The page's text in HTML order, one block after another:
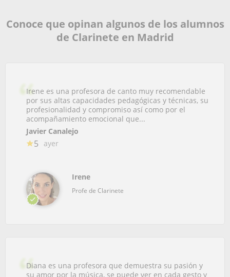
Conoce que opinan algunos de los alumnos
de Clarinete en Madrid
Irene es una profesora de canto muy recomendable
por sus altas capacidades pedagógicas y técnicas, su
profesionalidad y compromiso así como por el
acompañamiento emocional que...
Javier Canalejo
5 ayer
Irene
Profe de Clarinete
Diana es una profesora que demuestra su pasión y
su amor por la música, se puede ver en cada gesto y